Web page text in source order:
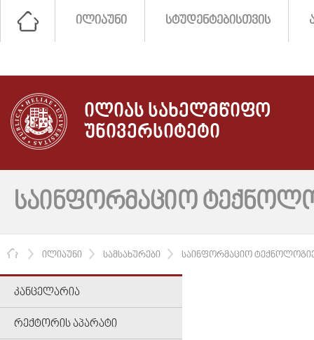
ᲘᲚᲘᲐᲣᲜᲘ ᲡᲢᲣᲓᲔᲜᲢᲔᲑᲘᲡᲗᲕᲘᲡ
ᲘᲚᲘᲐᲡ ᲡᲐᲮᲔᲚᲛᲬᲘᲤᲝ
ᲣᲜᲘᲕᲔᲠᲡᲘᲢᲔᲢᲘ
ᲡᲐᲘᲜᲤᲝᲠᲛᲐᲪᲘᲝ
ᲛᲗᲐᲕᲐᲠᲘ
ᲘᲚᲘᲐᲣᲜᲘ ᲡᲐᲛᲡᲐᲮᲣᲠᲔᲑᲘ ᲡᲐᲘᲜᲤᲝᲠᲛᲐᲪᲘᲝ
ᲙᲐᲜᲪᲔᲚᲐᲠᲘᲐ
ᲠᲔᲥᲢᲝᲠᲘᲡ ᲐᲞᲐᲠᲐᲢᲘ